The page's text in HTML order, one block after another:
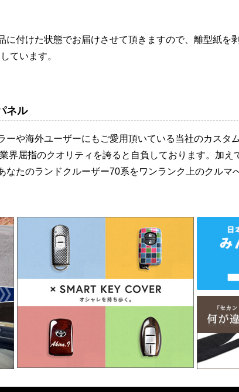
に付けた状態でお届けさせて頂きますので、離型紙を
ています。
ネル
ーや海外ユーザーにもご愛用頂いている当社のカスタ
界屈指のクオリティを誇ると自負しております。加え
なたのランドクルーザー70系をワンランク上のクルマ